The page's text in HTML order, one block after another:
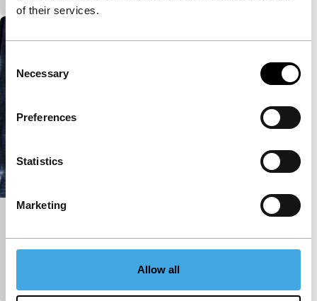
of their services.
Selection
Necessary
Preferences
Statistics
Marketing
Allow all